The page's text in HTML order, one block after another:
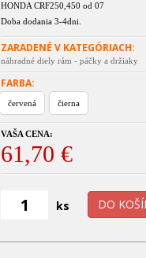
HONDA CRF250,450 od 07
Doba dodania 3-4dni.
ZARADENÉ V KATEGÓRIACH:
náhradné diely rám - páčky a držiaky
FARBA:
červená čierna
VAŠA CENA:
61,70 €
ks